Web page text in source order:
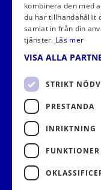
FRITIDS
kombinera den med
du har tillhandahållit
samlat in från din
tjänster. Läs mer
VISA ALLA
STRIKT
PRESTANDA
INRIKTNING
FUNKTIONER